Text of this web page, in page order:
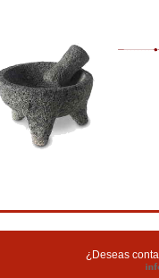
¿Deseas